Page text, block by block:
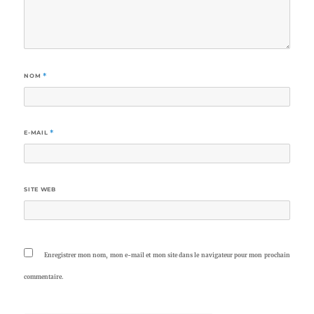
NOM *
E-MAIL *
SITE WEB
Enregistrer mon nom, mon e-mail et mon site dans le navigateur pour mon prochain
commentaire.